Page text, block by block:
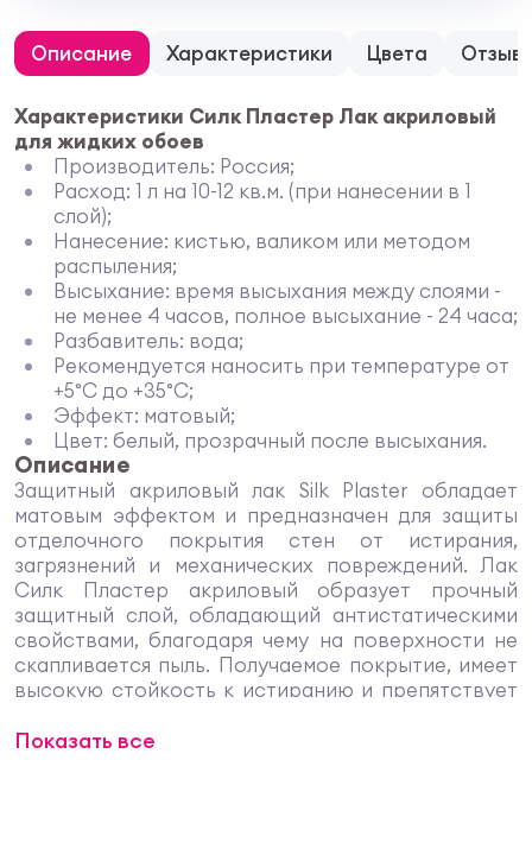
Описание Характеристики Цвета
Характеристики Силк Пластер Лак акриловый
для жидких обоев
Производитель: Россия;
Расход: 1 л на 10-12 кв.м. (при нанесении в 1
слой);
Нанесение: кистью, валиком или методом
распыления;
Высыхание: время высыхания между слоями -
не менее 4 часов, полное высыхание - 24 часа;
Разбавитель: вода;
Рекомендуется наносить при температуре от
+5°С до +35°С;
Эффект: матовый;
Цвет: белый, прозрачный после высыхания.
Описание
Защитный акриловый лак Silk Plaster обладает
матовым эффектом и предназначен для защиты
отделочного покрытия стен от истирания,
загрязнений и механических повреждений. Лак
Силк Пластер акриловый образует прочный
защитный слой, обладающий антистатическими
свойствами, благодаря чему на поверхности не
скапливается пыль. Получаемое покрытие, имеет
высокую стойкость к истиранию и препятствует
лаком Silk Plaster, выдерживают влажную уборку с
Показать все